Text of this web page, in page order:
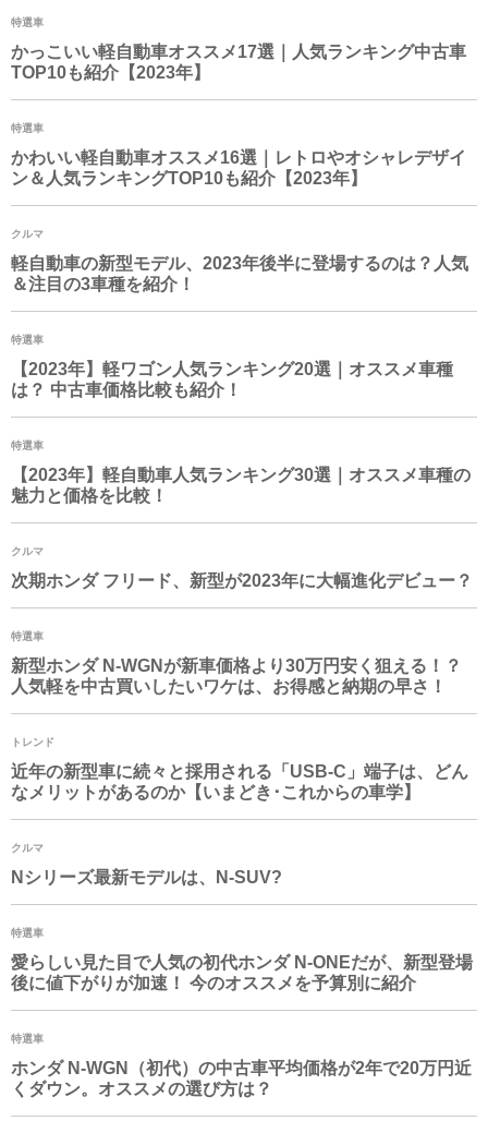
特選車
かっこいい軽自動車オススメ17選｜人気ランキング中古車
TOP10も紹介【2023年】
特選車
かわいい軽自動車オススメ16選｜レトロやオシャレデザイ
ン＆人気ランキングTOP10も紹介【2023年】
クルマ
軽自動車の新型モデル、2023年後半に登場するのは？人気
＆注目の3車種を紹介！
特選車
【2023年】軽ワゴン人気ランキング20選｜オススメ車種
は？ 中古車価格比較も紹介！
特選車
【2023年】軽自動車人気ランキング30選｜オススメ車種の
魅力と価格を比較！
クルマ
次期ホンダ フリード、新型が2023年に大幅進化デビュー？
特選車
新型ホンダ N-WGN が新車価格より30万円安く狙える！？
人気軽を中古買いしたいワケは、お得感と納期の早さ！
トレンド
近年の新型車に続々と採用される「USB-C」端子は、どん
なメリットがあるのか【いまどき･これからの車学】
クルマ
Nシリーズ最新モデルは、N-SUV?
特選車
愛らしい見た目で人気の初代ホンダ N-ONEだが、新型登場
後に値下がりが加速！ 今のオススメを予算別に紹介
特選車
ホンダ N-WGN
（初代）の中古車平均価格が2年で20万円近
くダウン。オススメの選び方は？